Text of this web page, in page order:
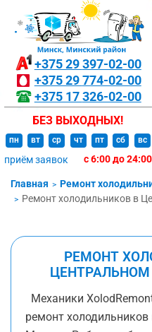
БЕЗ ВЫХОДНЫХ!
пн вт ср чт пт сб вс
приём заявок с 6:00 до 24:00
+375 29397-02-00
+375 29774-02-00
+375 17326-02-00
Главная
Ремонт
Ремонт холодильников в
РЕМОНТ
Механики
ремонт